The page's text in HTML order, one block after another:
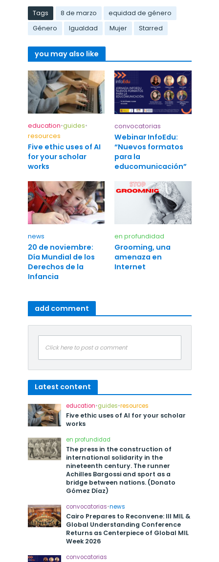
Tags 8 de marzo
equidad de género
Género
Igualdad Mujer Starred
you may also like
education•guides•
resources
Five ethic uses of AI
for your scholar
works
convocatorias
Webinar InfoEdu:
“Nuevos formatos
para la
educomunicación”
news
20 de noviembre:
Día Mundial de los
Derechos de la
Infancia
en profundidad
Grooming, una
amenaza en
Internet
add comment
Click here to post a comment
Latest content
education•guides•resources
Five ethic uses of AI for your scholar
works
en profundidad
The press in the construction of
international solidarity in the
nineteenth century. The runner
Achilles Bargossi and sport as a
bridge between nations. (Donato
Gómez Díaz)
convocatorias•news
Cairo Prepares to Reconvene: III MIL &
Global Understanding Conference
Returns as Centerpiece of Global MIL
Week 2026
convocatorias